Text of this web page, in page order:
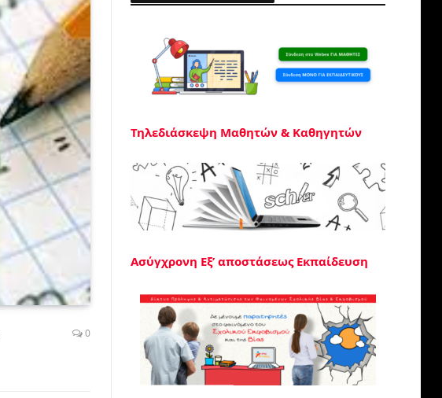
0
Τηλεδιάσκεψη Μαθητών & Καθηγητών
Ασύγχρονη Εξ’ αποστάσεως Εκπαίδευση